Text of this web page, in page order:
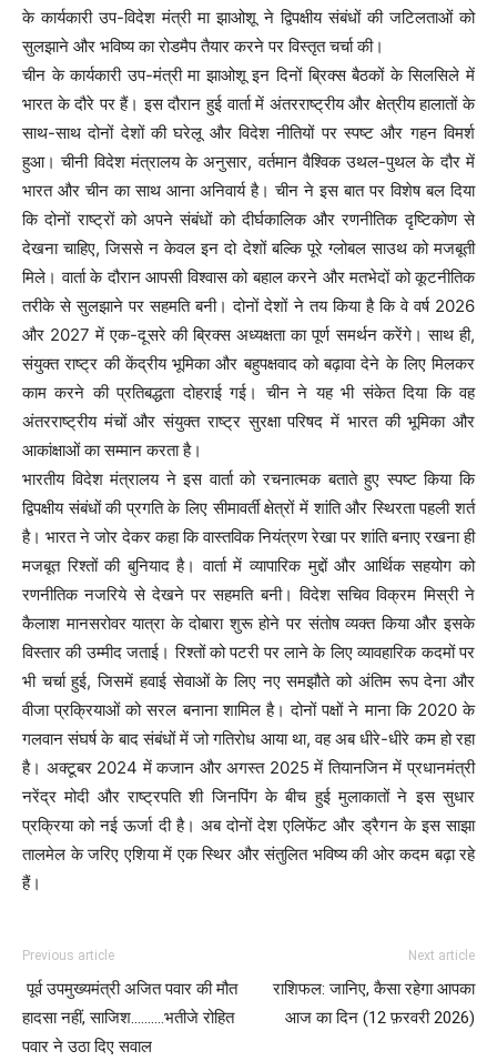
के कार्यकारी उप-विदेश मंत्री मा झाओशू ने द्विपक्षीय संबंधों की जटिलताओं को
सुलझाने और भविष्य का रोडमैप तैयार करने पर विस्तृत चर्चा की।
चीन के कार्यकारी उप-मंत्री मा झाओशू इन दिनों ब्रिक्स बैठकों के सिलसिले में
भारत के दौरे पर हैं। इस दौरान हुई वार्ता में अंतरराष्ट्रीय और क्षेत्रीय हालातों के
साथ-साथ दोनों देशों की घरेलू और विदेश नीतियों पर स्पष्ट और गहन विमर्श
हुआ। चीनी विदेश मंत्रालय के अनुसार, वर्तमान वैश्विक उथल-पुथल के दौर में
भारत और चीन का साथ आना अनिवार्य है। चीन ने इस बात पर विशेष बल दिया
कि दोनों राष्ट्रों को अपने संबंधों को दीर्घकालिक और रणनीतिक दृष्टिकोण से
देखना चाहिए, जिससे न केवल इन दो देशों बल्कि पूरे ग्लोबल साउथ को मजबूती
मिले। वार्ता के दौरान आपसी विश्वास को बहाल करने और मतभेदों को कूटनीतिक
तरीके से सुलझाने पर सहमति बनी। दोनों देशों ने तय किया है कि वे वर्ष 2026
और 2027 में एक-दूसरे की ब्रिक्स अध्यक्षता का पूर्ण समर्थन करेंगे। साथ ही,
संयुक्त राष्ट्र की केंद्रीय भूमिका और बहुपक्षवाद को बढ़ावा देने के लिए मिलकर
काम करने की प्रतिबद्धता दोहराई गई। चीन ने यह भी संकेत दिया कि वह
अंतरराष्ट्रीय मंचों और संयुक्त राष्ट्र सुरक्षा परिषद में भारत की भूमिका और
आकांक्षाओं का सम्मान करता है।
भारतीय विदेश मंत्रालय ने इस वार्ता को रचनात्मक बताते हुए स्पष्ट किया कि
द्विपक्षीय संबंधों की प्रगति के लिए सीमावर्ती क्षेत्रों में शांति और स्थिरता पहली शर्त
है। भारत ने जोर देकर कहा कि वास्तविक नियंत्रण रेखा पर शांति बनाए रखना ही
मजबूत रिश्तों की बुनियाद है। वार्ता में व्यापारिक मुद्दों और आर्थिक सहयोग को
रणनीतिक नजरिये से देखने पर सहमति बनी। विदेश सचिव विक्रम मिस्री ने
कैलाश मानसरोवर यात्रा के दोबारा शुरू होने पर संतोष व्यक्त किया और इसके
विस्तार की उम्मीद जताई। रिश्तों को पटरी पर लाने के लिए व्यावहारिक कदमों पर
भी चर्चा हुई, जिसमें हवाई सेवाओं के लिए नए समझौते को अंतिम रूप देना और
वीजा प्रक्रियाओं को सरल बनाना शामिल है। दोनों पक्षों ने माना कि 2020 के
गलवान संघर्ष के बाद संबंधों में जो गतिरोध आया था, वह अब धीरे-धीरे कम हो रहा
है। अक्टूबर 2024 में कजान और अगस्त 2025 में तियानजिन में प्रधानमंत्री
नरेंद्र मोदी और राष्ट्रपति शी जिनपिंग के बीच हुई मुलाकातों ने इस सुधार
प्रक्रिया को नई ऊर्जा दी है। अब दोनों देश एलिफेंट और ड्रैगन के इस साझा
तालमेल के जरिए एशिया में एक स्थिर और संतुलित भविष्य की ओर कदम बढ़ा रहे
हैं।
Previous article
पूर्व उपमुख्यमंत्री अजित पवार की मौत
हादसा नहीं, साजिश……….भतीजे रोहित
पवार ने उठा दिए सवाल
Next article
राशिफल: जानिए, कैसा रहेगा आपका
आज का दिन (12 फ़रवरी 2026)